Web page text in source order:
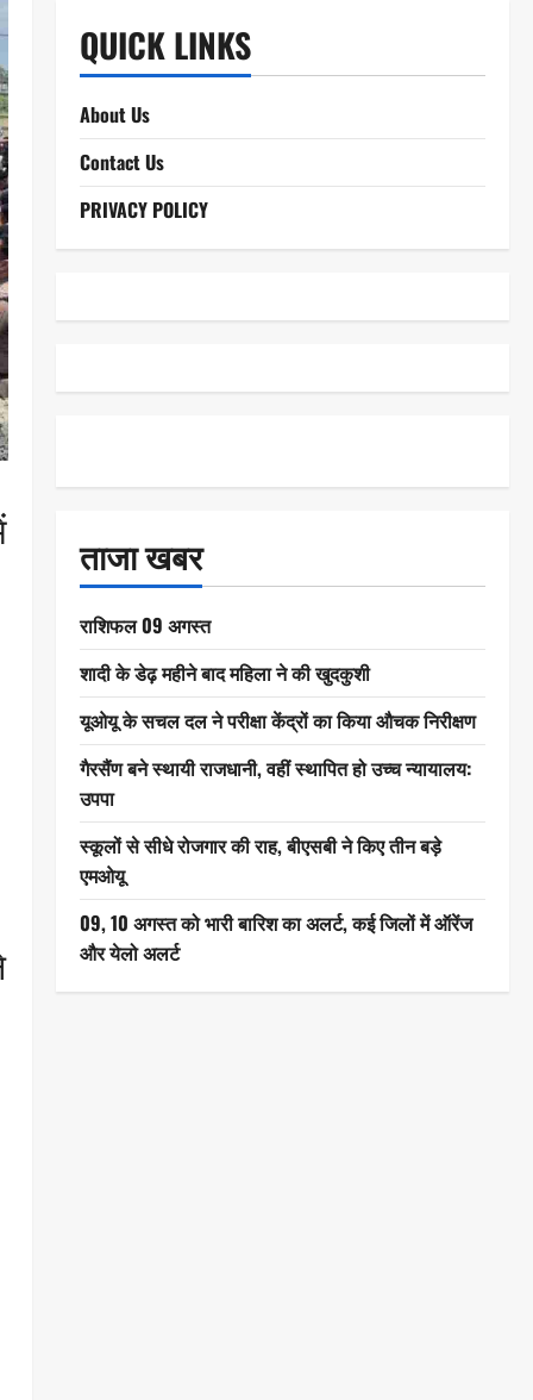
QUICK LINKS
About Us
Contact Us
PRIVACY POLICY
ताजा खबर
राशिफल 09 अगस्त
शादी के डेढ़ महीने बाद महिला ने की खुदकुशी
यूओयू के सचल दल ने परीक्षा केंद्रों का किया औचक निरीक्षण
गैरसैंण बने स्थायी राजधानी, वहीं स्थापित हो उच्च न्यायालय:
उपपा
स्कूलों से सीधे रोजगार की राह, बीएसबी ने किए तीन बड़े
एमओयू
09, 10 अगस्त को भारी बारिश का अलर्ट, कई जिलों में ऑरेंज
और येलो अलर्ट